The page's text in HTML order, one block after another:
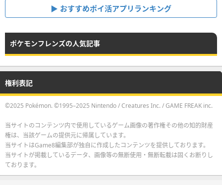
おすすめポイ活アプリランキング
ポケモンフレンズの人気記事
権利表記
©2025 Pokémon. ©1995–2025 Nintendo / Creatures Inc. / GAME FREAK inc.
当サイトのコンテンツ内で使用しているゲーム画像の著作権その他の知的財産
権は、当該ゲームの提供元に帰属しています。
当サイトはGame8編集部が独自に作成したコンテンツを提供しております。
当サイトが掲載しているデータ、画像等の無断使用・無断転載は固くお断りし
ております。